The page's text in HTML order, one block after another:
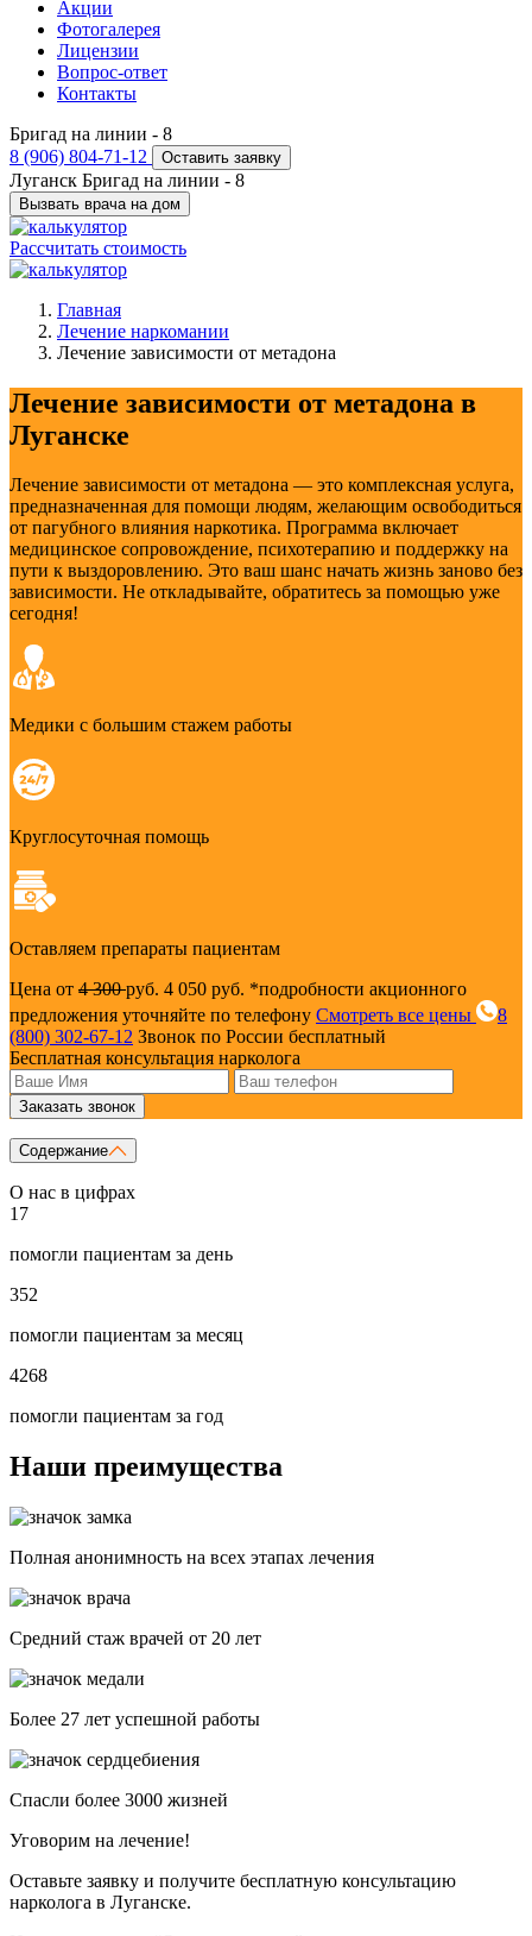
Акции
Фотогалерея
Лицензии
Вопрос-ответ
Контакты
Бригад на линии - 8
8 (906) 804-71-12
Оставить заявку
Луганск Бригад на линии - 8
Вызвать врача на дом
Рассчитать стоимость
Главная
Лечение наркомании
Лечение зависимости от метадона
Лечение зависимости от метадона в
Луганске
Лечение зависимости от метадона — это комплексная услуга,
предназначенная для помощи людям, желающим освободиться
от пагубного влияния наркотика. Программа включает
медицинское сопровождение, психотерапию и поддержку на
пути к выздоровлению. Это ваш шанс начать жизнь заново без
зависимости. Не откладывайте, обратитесь за помощью уже
сегодня!
Медики с большим стажем работы
Круглосуточная помощь
Оставляем препараты пациентам
Цена от 4 300руб. 4 050 руб. *подробности акционного
предложения уточняйте по телефону Смотреть все цены
8
(800) 302-67-12 Звонок по России бесплатный
Бесплатная консультация нарколога
Заказать звонок
Содержание
О нас в цифрах
17
помогли пациентам за день
352
помогли пациентам за месяц
4268
помогли пациентам за год
Наши преимущества
Полная анонимность на всех этапах лечения
Средний стаж врачей от 20 лет
Более 27 лет успешной работы
Спасли более 3000 жизней
Уговорим на лечение!
Оставьте заявку и получите бесплатную консультацию
нарколога в Луганске.